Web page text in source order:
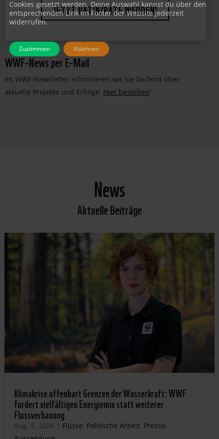
JETZT PATIN/PATE WERDEN!
WWF-News per E-Mail
Im WWF-Newsletter informieren wir Sie laufend über
aktuelle Projekte und Erfolge: Hier bestellen!
News
Aktuelle Beiträge
Klimakrise offenbart Grenzen der Wasserkraft: WWF
fordert vielfältigen Energiemix statt weiterer
Flussverbauung
Aug. 6, 2026 | Flüsse, Politische Arbeit, Presse-
Cookies gesetzt werden. Deine Auswahl kannst du über den
entsprechenden Link im Footer der Website jederzeit
widerrufen.
Zustimmen Ablehnen